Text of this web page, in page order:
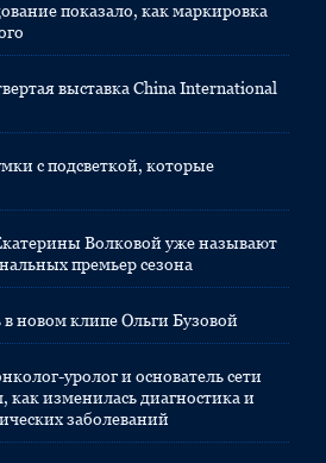
показало, как маркировка
выставка China International
с подсветкой, которые
Волковой уже называют
премьер сезона
новом клипе Ольги Бузовой
уролог и основатель сети
изменилась диагностика и
заболеваний